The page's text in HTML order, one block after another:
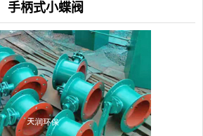
手柄式小蝶阀